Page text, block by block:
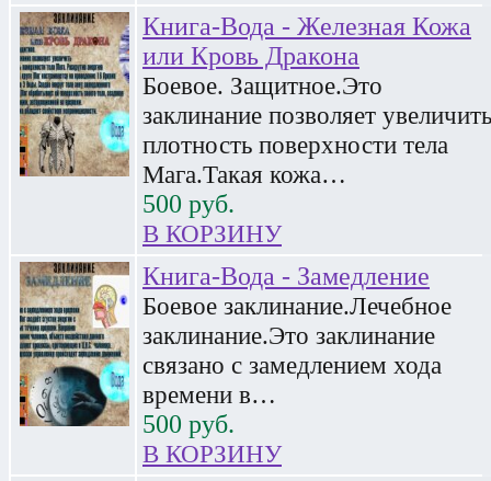
Книга-Вода - Железная Кожа
или Кровь Дракона
Боевое. Защитное.Это
заклинание позволяет увеличить
плотность поверхности тела
Мага.Такая кожа…
500 руб.
В КОРЗИНУ
Книга-Вода - Замедление
Боевое заклинание.Лечебное
заклинание.Это заклинание
связано с замедлением хода
времени в…
500 руб.
В КОРЗИНУ